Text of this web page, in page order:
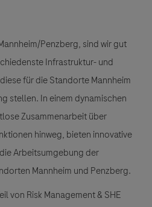
Penzberg, sind wir gut
Infrastruktur- und
für die Standorte Mannheim
stellen. In einem dynamischen
Zusammenarbeit über
hinweg, bieten innovative
Arbeitsumgebung der
Mannheim und Penzberg.
von Risk Management & SHE